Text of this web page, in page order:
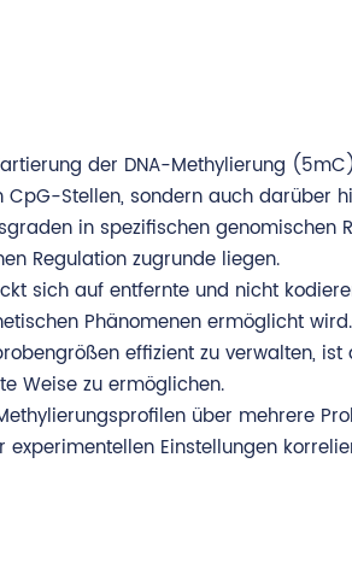
der DNA-Methylierung
Stellen, sondern auch darüber
in spezifischen genomischen
Regulation zugrunde liegen.
sich auf entfernte und nicht
Phänomenen ermöglicht wird.
effizient zu verwalten,
Weise zu ermöglichen.
über mehrere
Einstellungen